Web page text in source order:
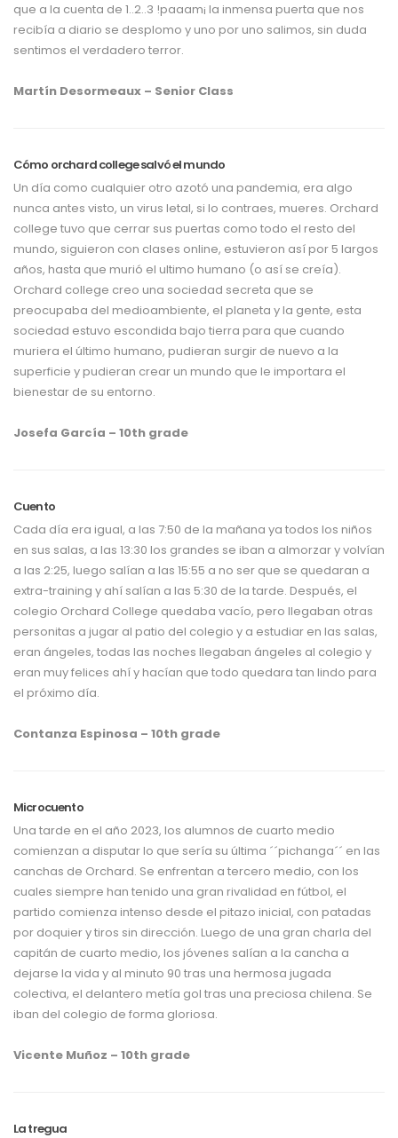
que a la cuenta de 1..2..3 !paaam¡ la inmensa puerta que nos
recibía a diario se desplomo y uno por uno salimos, sin duda
sentimos el verdadero terror.
Martín Desormeaux – Senior Class
Cómo orchard college salvó el mundo
Un día como cualquier otro azotó una pandemia, era algo
nunca antes visto, un virus letal, si lo contraes, mueres. Orchard
college tuvo que cerrar sus puertas como todo el resto del
mundo, siguieron con clases online, estuvieron así por 5 largos
años, hasta que murió el ultimo humano (o así se creía).
Orchard college creo una sociedad secreta que se
preocupaba del medioambiente, el planeta y la gente, esta
sociedad estuvo escondida bajo tierra para que cuando
muriera el último humano, pudieran surgir de nuevo a la
superficie y pudieran crear un mundo que le importara el
bienestar de su entorno.
Josefa García – 10th grade
Cuento
Cada día era igual, a las 7:50 de la mañana ya todos los niños
en sus salas, a las 13:30 los grandes se iban a almorzar y volvían
a las 2:25, luego salían a las 15:55 a no ser que se quedaran a
extra-training y ahí salían a las 5:30 de la tarde. Después, el
colegio Orchard College quedaba vacío, pero llegaban otras
personitas a jugar al patio del colegio y a estudiar en las salas,
eran ángeles, todas las noches llegaban ángeles al colegio y
eran muy felices ahí y hacían que todo quedara tan lindo para
el próximo día.
Contanza Espinosa – 10th grade
Microcuento
Una tarde en el año 2023, los alumnos de cuarto medio
comienzan a disputar lo que sería su última ´´pichanga´´ en las
canchas de Orchard. Se enfrentan a tercero medio, con los
cuales siempre han tenido una gran rivalidad en fútbol, el
partido comienza intenso desde el pitazo inicial, con patadas
por doquier y tiros sin dirección. Luego de una gran charla del
capitán de cuarto medio, los jóvenes salían a la cancha a
dejarse la vida y al minuto 90 tras una hermosa jugada
colectiva, el delantero metía gol tras una preciosa chilena. Se
iban del colegio de forma gloriosa.
Vicente Muñoz – 10th grade
La tregua